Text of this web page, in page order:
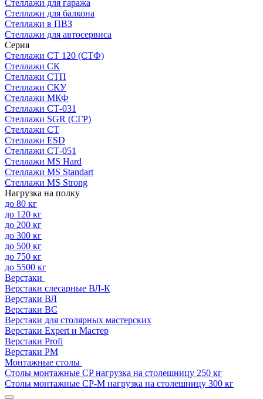
Стеллажи для гаража
Стеллажи для балкона
Стеллажи в ПВЗ
Стеллажи для автосервиса
Серия
Стеллажи СТ 120 (СТФ)
Стеллажи СК
Стеллажи СТП
Стеллажи СКУ
Стеллажи МКФ
Стеллажи СТ-031
Стеллажи SGR (СГР)
Стеллажи СТ
Стеллажи ESD
Стеллажи СТ-051
Стеллажи MS Hard
Стеллажи MS Standart
Стеллажи MS Strong
Нагрузка на полку
до 80 кг
до 120 кг
до 200 кг
до 300 кг
до 500 кг
до 750 кг
до 5500 кг
Верстаки
Верстаки слесарные ВЛ-К
Верстаки ВЛ
Верстаки ВС
Верстаки для столярных мастерских
Верстаки Expert и Мастер
Верстаки Profi
Верстаки РМ
Монтажные столы
Столы монтажные СP нагрузка на столешницу 250 кг
Столы монтажные СР-М нагрузка на столешницу 300 кг